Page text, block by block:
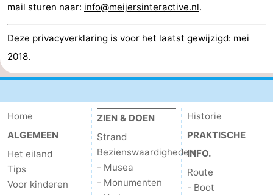
mail sturen naar: info@meijersinteractive.nl.
Deze privacyverklaring is voor het laatst gewijzigd: mei
2018.
Home
ALGEMEEN
Het eiland
Tips
Voor kinderen
ZIEN & DOEN
Strand
Bezienswaardigheden
- Musea
- Monumenten
Historie
PRAKTISCHE
INFO.
Route
- Boot